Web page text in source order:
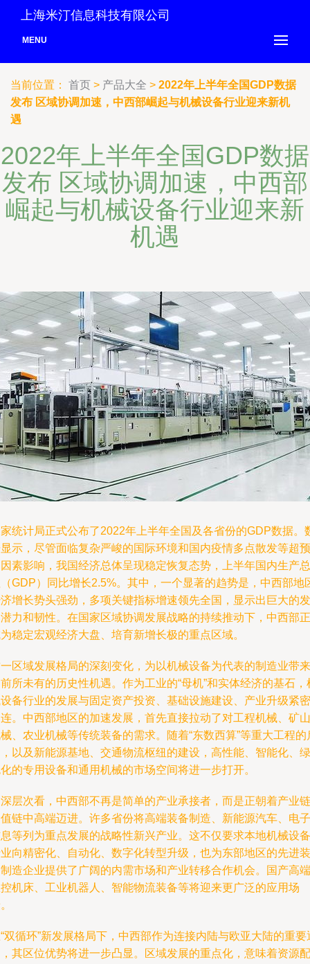
上海米汀信息科技有限公司
MENU
当前位置： 首页 > 产品大全 > 2022年上半年全国GDP数据
发布 区域协调加速，中西部崛起与机械设备行业迎来新机
遇
2022年上半年全国GDP数据
发布 区域协调加速，中西部
崛起与机械设备行业迎来新
机遇
统计局正式公布了2022年上半年全国及各省份的GDP数据。
示，尽管面临复杂严峻的国际环境和国内疫情多点散发等超预
素影响，我国经济总体呈现稳定恢复态势，上半年国内生产总
GDP）同比增长2.5%。其中，一个显著的趋势是，中西部地
增长势头强劲，多项关键指标增速领先全国，显示出巨大的发
力和韧性。在国家区域协调发展战略的持续推动下，中西部正
稳定宏观经济大盘、培育新增长极的重点区域。
区域发展格局的深刻变化，为以机械设备为代表的制造业带来
所未有的历史性机遇。作为工业的“母机”和实体经济的基石，
备行业的发展与固定资产投资、基础设施建设、产业升级紧密
。中西部地区的加速发展，首先直接拉动了对工程机械、矿山
、农业机械等传统装备的需求。随着“东数西算”等重大工程的
以及新能源基地、交通物流枢纽的建设，高性能、智能化、绿
的专用设备和通用机械的市场空间将进一步打开。
层次看，中西部不再是简单的产业承接者，而是正朝着产业链
链中高端迈进。许多省份将高端装备制造、新能源汽车、电子
等列为重点发展的战略性新兴产业。这不仅要求本地机械设备
向精密化、自动化、数字化转型升级，也为东部地区的先进装
造企业提供了广阔的内需市场和产业转移合作机会。国产高端
机床、工业机器人、智能物流装备等将迎来更广泛的应用场
双循环”新发展格局下，中西部作为连接内陆与欧亚大陆的重要
其区位优势将进一步凸显。区域发展的重点化，意味着资源配